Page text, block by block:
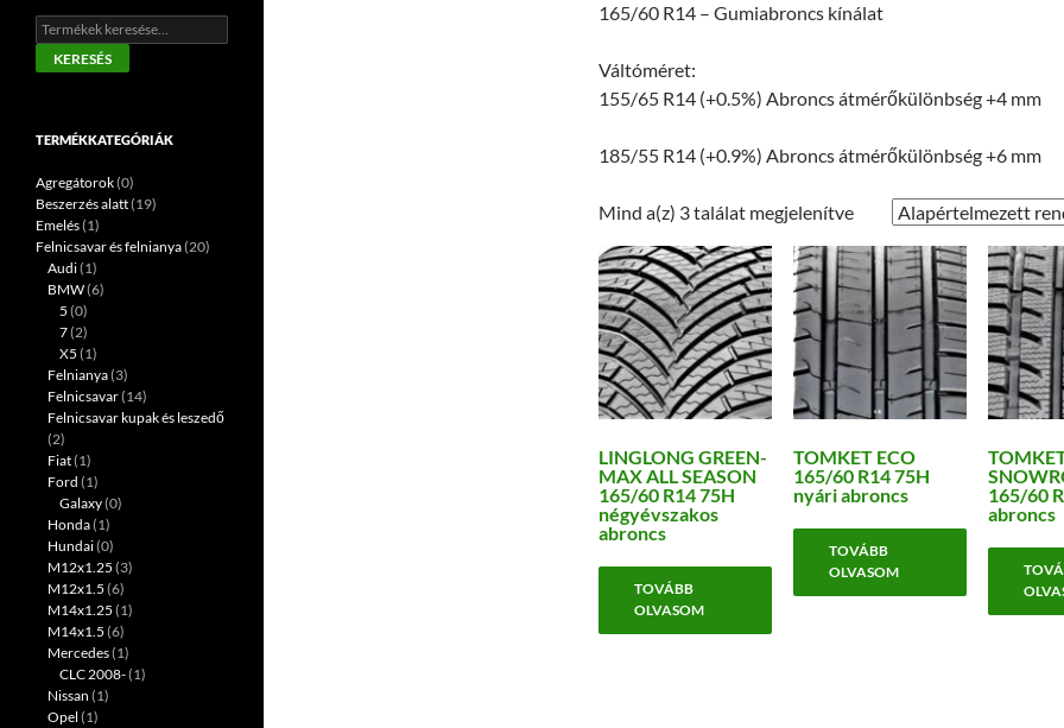
165/60 R14 – Gumiabroncs kínálat
Váltóméret:
155/65 R14 (+0.5%) Abroncs átmérőkülönbség +4 mm
185/55 R14 (+0.9%) Abroncs átmérőkülönbség +6 mm
Mind a(z) 3 találat megjelenítve
LINGLONG GREEN-
MAX ALL SEASON
165/60 R14 75H
négyévszakos
abroncs
TOVÁBB
OLVASOM
TOMKET ECO
165/60 R14 75H
nyári abroncs
TOVÁBB
OLVASOM
165/60
abroncs
Keresés
a
következőre:
KERESÉS
TERMÉKKATEGÓRIÁK
Agregátorok(0)
Beszerzés alatt(19)
Emelés(1)
Felnicsavar és felnianya(20)
Audi(1)
BMW(6)
5 (0)
7(2)
X5 (1)
Felnianya(3)
Felnicsavar(14)
Felnicsavar kupak és leszedő
(2)
Fiat(1)
Ford (1)
Galaxy(0)
Honda(1)
Hundai(0)
M12x1.25 (3)
M12x1.5 (6)
M14x1.25 (1)
M14x1.5 (6)
Mercedes(1)
CLC 2008-(1)
Nissan (1)
Opel (1)